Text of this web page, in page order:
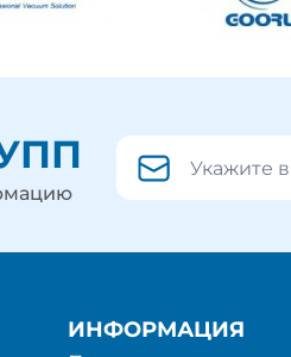
ИНФОРМАЦИЯ